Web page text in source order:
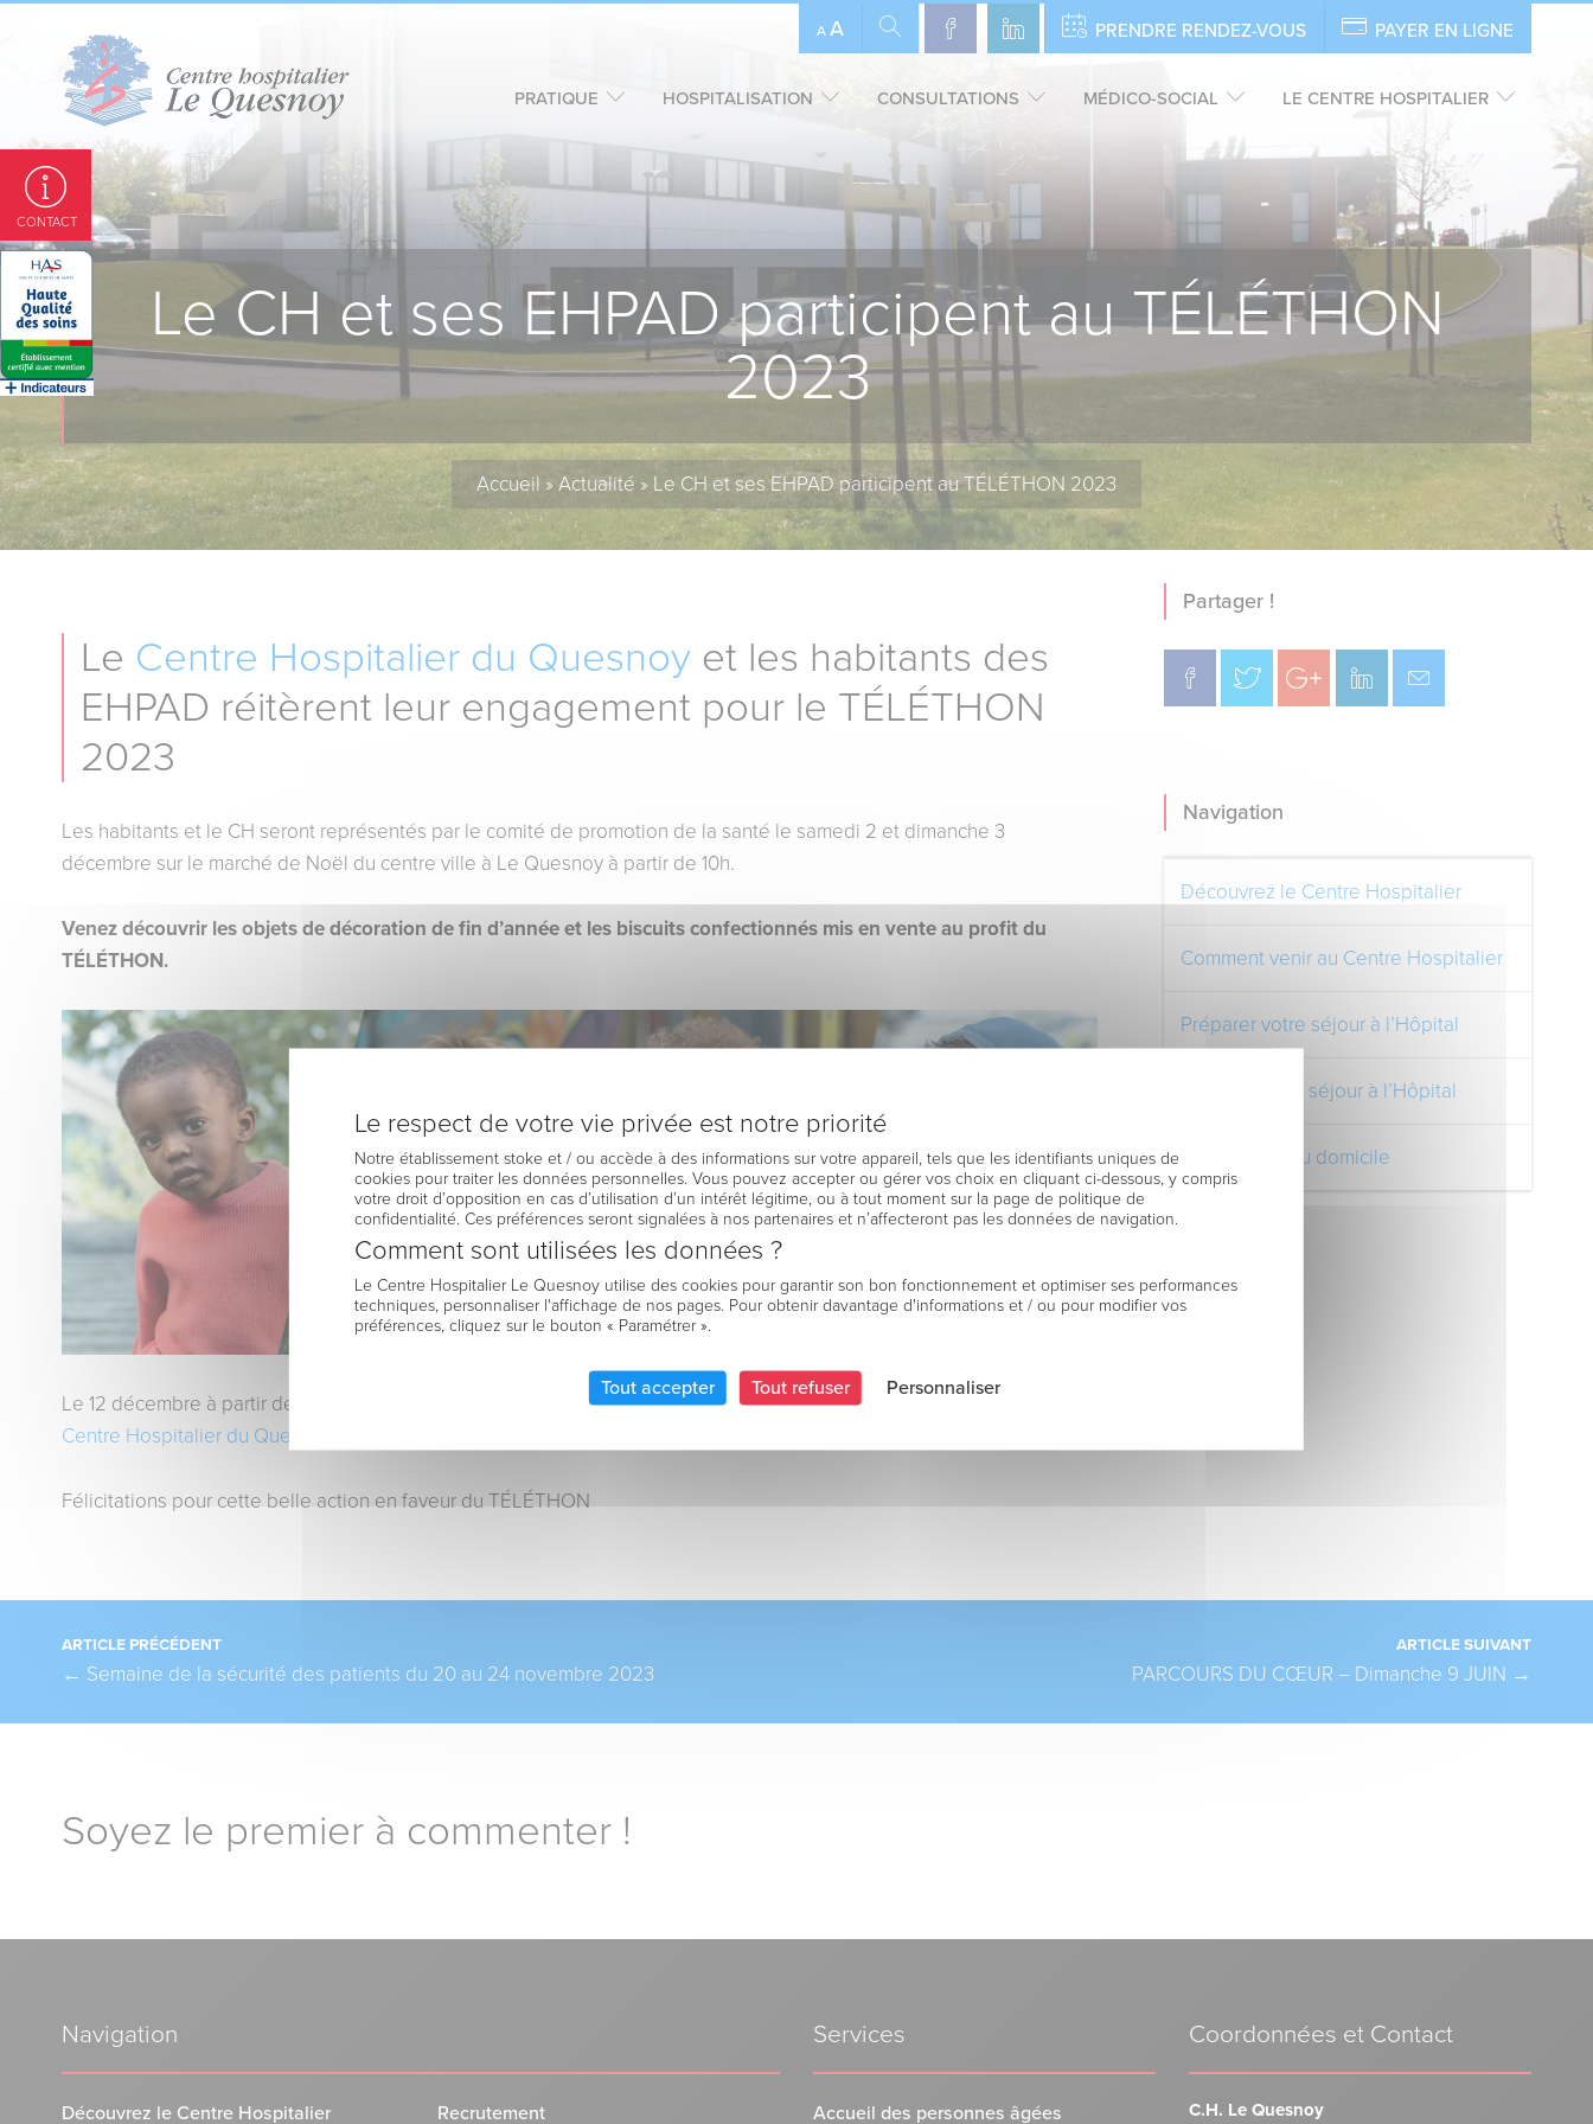
AA PRENDRE RENDEZ-VOUS PAYER EN LIGNE
PRATIQUE HOSPITALISATION CONSULTATIONS MÉDICO-SOCIAL LE CENTRE HOSPITALIER
Le CH et ses EHPAD participent au TÉLÉTHON
2023
Accueil » Actualité » Le CH et ses EHPAD participent au TÉLÉTHON 2023
Le Centre Hospitalier du Quesnoy et les habitants des
EHPAD réitèrent leur engagement pour le TÉLÉTHON
2023
Les habitants et le CH seront représentés par le comité de promotion de la santé le samedi 2 et dimanche 3
décembre sur le marché de Noël du centre ville à Le Quesnoy à partir de 10h.
Venez découvrir les objets de décoration de fin d’année et les biscuits confectionnés mis en vente au profit du
TÉLÉTHON.
Le 12 décembre à partir de 10h00, ils seront également présents dans le hall de l’Hôpital, 90 rue du 8 mai 1945 au
Centre Hospitalier du Quesnoy
Félicitations pour cette belle action en faveur du TÉLÉTHON
Partager !
Navigation
Découvrez le Centre Hospitalier
Comment venir au Centre Hospitalier
Préparer votre séjour à l’Hôpital
Pendant votre séjour à l’Hôpital
Votre retour au domicile
Pagination
ARTICLE PRÉCÉDENT
← Semaine de la sécurité des patients du 20 au 24 novembre 2023
ARTICLE SUIVANT
PARCOURS DU CŒUR – Dimanche 9 JUIN →
Soyez le premier à commenter !
Navigation
Découvrez le Centre Hospitalier Recrutement
Services
Accueil des personnes âgées
Coordonnées et Contact
C.H. Le Quesnoy
CONTACT
Le respect de votre vie privée est notre priorité
Notre établissement stoke et / ou accède à des informations sur votre appareil, tels que les identifiants uniques de
cookies pour traiter les données personnelles. Vous pouvez accepter ou gérer vos choix en cliquant ci-dessous, y compris
votre droit d’opposition en cas d’utilisation d’un intérêt légitime, ou à tout moment sur la page de politique de
confidentialité. Ces préférences seront signalées à nos partenaires et n’affecteront pas les données de navigation.
Comment sont utilisées les données ?
Le Centre Hospitalier Le Quesnoy utilise des cookies pour garantir son bon fonctionnement et optimiser ses performances
techniques, personnaliser l'affichage de nos pages. Pour obtenir davantage d'informations et / ou pour modifier vos
préférences, cliquez sur le bouton « Paramétrer ».
Tout accepter Tout refuser Personnaliser